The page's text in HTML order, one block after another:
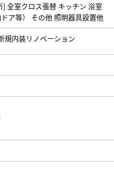
全室クロス張替 キッチン 浴室
ア等） その他 照明器具設置他
規内装リノベーション